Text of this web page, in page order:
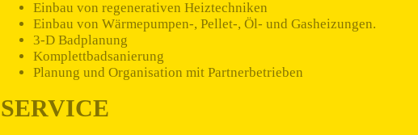
Einbau von regenerativen Heiztechniken
Einbau von Wärmepumpen-, Pellet-, Öl- und Gasheizungen.
3-D Badplanung
Komplettbadsanierung
Planung und Organisation mit Partnerbetrieben
SERVICE